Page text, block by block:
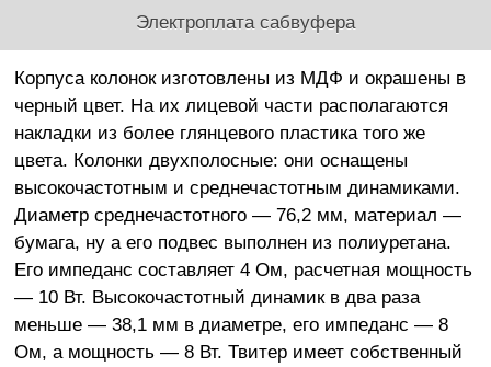
Электроплата сабвуфера
Корпуса колонок изготовлены из МДФ и окрашены в
черный цвет. На их лицевой части располагаются
накладки из более глянцевого пластика того же
цвета. Колонки двухполосные: они оснащены
высокочастотным и среднечастотным динамиками.
Диаметр среднечастотного — 76,2 мм, материал —
бумага, ну а его подвес выполнен из полиуретана.
Его импеданс составляет 4 Ом, расчетная мощность
— 10 Вт. Высокочастотный динамик в два раза
меньше — 38,1 мм в диаметре, его импеданс — 8
Ом, а мощность — 8 Вт. Твитер имеет собственный